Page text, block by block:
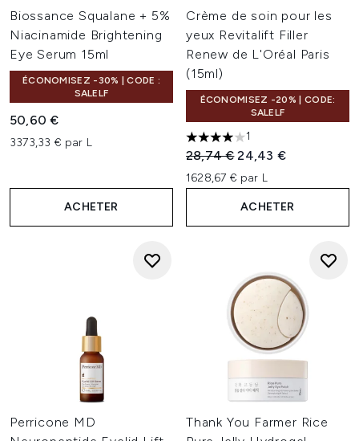
Biossance Squalane + 5%
Niacinamide Brightening
Eye Serum 15ml
ÉCONOMISEZ -30% | CODE :
SALELF
50,60 €
3373,33 € par L
ACHETER
Crème de soin pour les
yeux Revitalift Filler
Renew de L'Oréal Paris
(15ml)
ÉCONOMISEZ -20% | CODE:
SALELF
4 étoiles sur un maximum de
1
Prix de vente :
28,74 €Prix ​​actuel :
24,43 €
1628,67 € par L
ACHETER
Perricone MD
Thank You Farmer Rice